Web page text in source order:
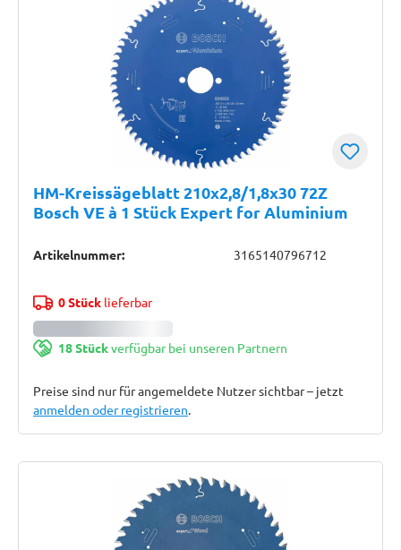
HM-Kreissägeblatt 210x2,8/1,8x30 72Z
Bosch VE à 1 Stück Expert for Aluminium
Artikelnummer: 3165140796712
0 Stücklieferbar
18 Stückverfügbar bei unseren Partnern
Preise sind nur für angemeldete Nutzer sichtbar – jetzt
anmelden oder registrieren.